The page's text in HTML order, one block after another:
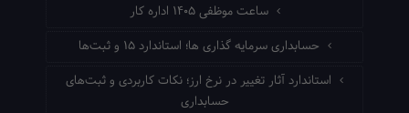
ساعت موظفی ۱۴۰۵ اداره کار
حسابداری سرمایه گذاری ها؛ استاندارد ۱۵ و ثبت‌ها
استاندارد آثار تغییر در نرخ ارز؛ نکات کاربردی و ثبت‌های
حسابداری